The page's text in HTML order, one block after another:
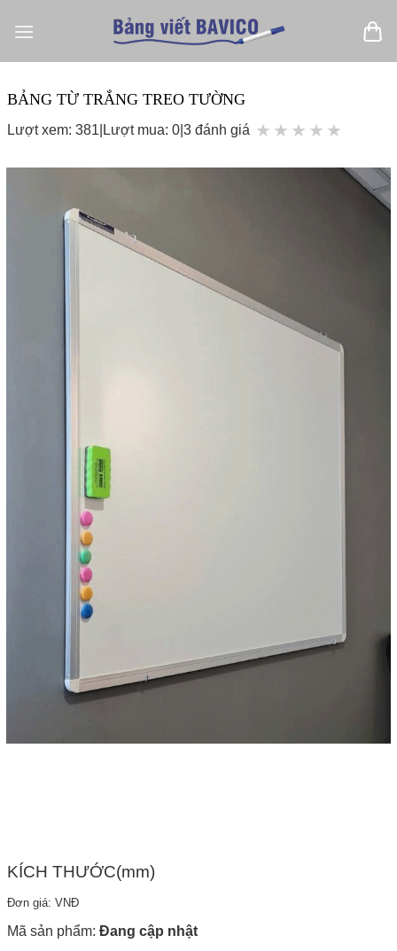
qua
BẢNG TỪ TRẮNG TREO TƯỜNG
Lượt xem: 381 Lượt mua: 0| 3 đánh giá ★ ★ ★ ★ ★
KÍCH THƯỚC(mm)
Đơn giá: VNĐ
Mã sản phẩm: Đang cập nhật